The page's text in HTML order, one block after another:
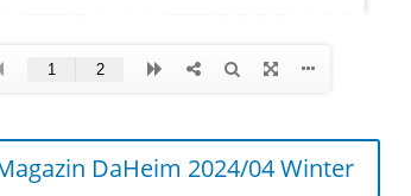
DaHeim 2024/04 Winter